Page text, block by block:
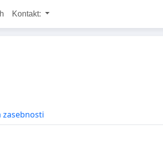
Kontakt:
zasebnosti